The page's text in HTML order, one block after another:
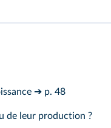
➔ p. 48
de leur production ?